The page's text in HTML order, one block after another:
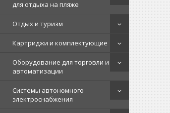
для отдыха на пляже
Отдых и туризм
Картриджи и комплектующие
Оборудование для торговли и
автоматизации
Системы автономного
электроснабжения